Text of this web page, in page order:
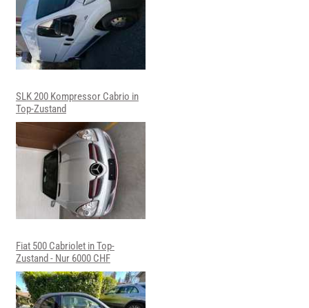
SLK 200 Kompressor Cabrio in
Top-Zustand
Fiat 500 Cabriolet in Top-
Zustand - Nur 6000 CHF